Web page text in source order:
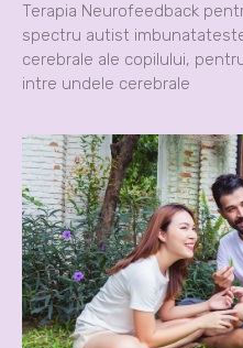
Terapia Neurofeedback
spectru autist
cerebrale ale copilului,
intre undele cerebrale